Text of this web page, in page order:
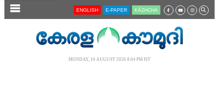
SECTIONS ENGLISH E-PAPER KĀZHCHA
MONDAY, 10 AUGUST 2026 8.04 PM IST